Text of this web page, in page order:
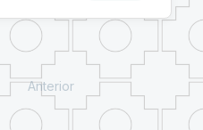
Anterior